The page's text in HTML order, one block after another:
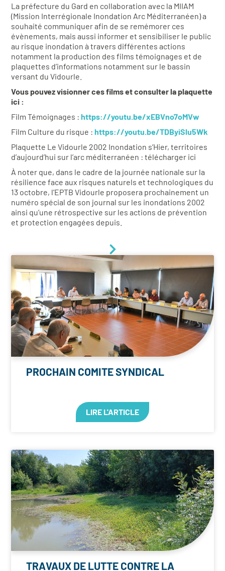
La préfecture du Gard en collaboration avec la MIIAM
(Mission Interrégionale Inondation Arc Méditerranéen) a
souhaité communiquer afin de se remémorer ces
évènements, mais aussi informer et sensibiliser le public
au risque inondation à travers différentes actions
notamment la production des films témoignages et de
plaquettes d’informations notamment sur le bassin
versant du Vidourle.
Vous pouvez visionner ces films et consulter la plaquette
ici :
Film Témoignages :https://youtu.be/xEBVno7oMVw
Film Culture du risque :https://youtu.be/TDByiSlu5Wk
Plaquette Le Vidourle 2002 Inondation s’Hier, territoires
d’aujourd’hui sur l’arc méditerranéen : télécharger ici
À noter que, dans le cadre de la journée nationale sur la
résilience face aux risques naturels et technologiques du
13 octobre, l’EPTB Vidourle proposera prochainement un
numéro spécial de son journal sur les inondations 2002
ainsi qu’une rétrospective sur les actions de prévention
et protection engagées depuis.
PROCHAIN COMITE SYNDICAL
LIRE L'ARTICLE
TRAVAUX DE LUTTE CONTRE LA